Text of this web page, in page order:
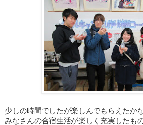
少しの時間でしたが楽しんでもらえたか
みなさんの合宿生活が楽しく充実したも